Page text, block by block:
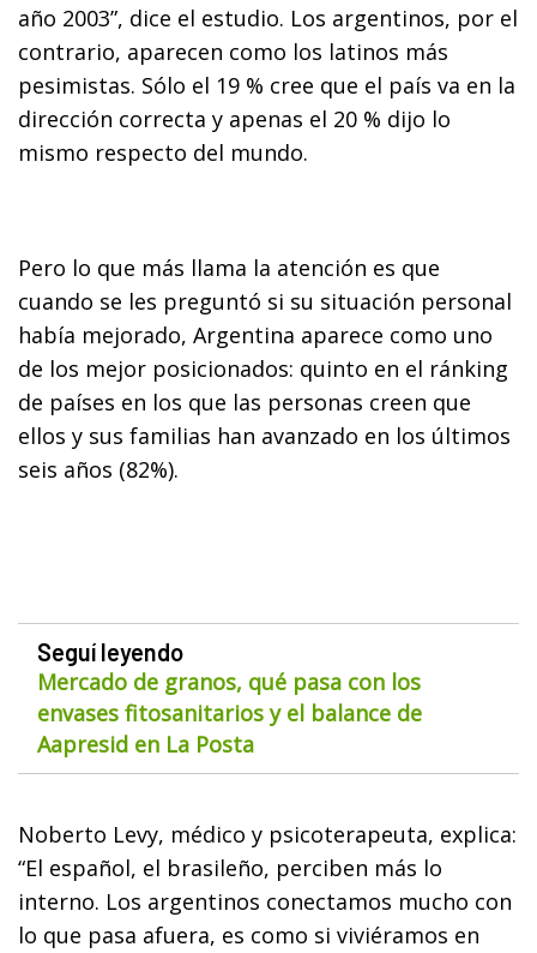
año 2003”, dice el estudio. Los argentinos, por el
contrario, aparecen como los latinos más
pesimistas. Sólo el 19 % cree que el país va en la
dirección correcta y apenas el 20 % dijo lo
mismo respecto del mundo.
Pero lo que más llama la atención es que
cuando se les preguntó si su situación personal
había mejorado, Argentina aparece como uno
de los mejor posicionados: quinto en el ránking
de países en los que las personas creen que
ellos y sus familias han avanzado en los últimos
seis años (82%).
Seguí leyendo
Mercado de granos, qué pasa con los
envases fitosanitarios y el balance de
Aapresid en La Posta
Noberto Levy, médico y psicoterapeuta, explica:
“El español, el brasileño, perciben más lo
interno. Los argentinos conectamos mucho con
lo que pasa afuera, es como si viviéramos en